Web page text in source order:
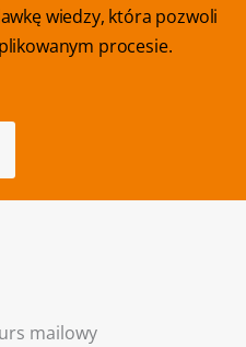
wiedzy, która pozwoli
procesie.
mailowy